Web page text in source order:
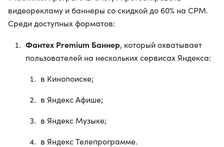
видеорекламу и баннеры со скидкой до 60% на CPM.
Среди доступных форматов:
Фантех Premium Баннер, который охватывает
пользователей на нескольких сервисах Яндекса:
в Кинопоиске;
в Яндекс Афише;
в Яндекс Музыке;
в Яндекс Телепрограмме.